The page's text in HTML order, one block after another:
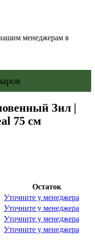
менеджерам в
Зил |
75 см
Остаток
Уточните у менеджера
Уточните у менеджера
Уточните у менеджера
Уточните у менеджера